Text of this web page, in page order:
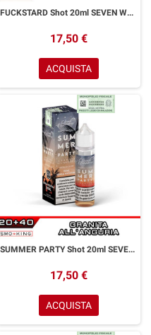
FUCKSTARD Shot 20ml SEVEN WONDERS Crema Vaniglia Custard
17,50 €
ACQUISTA
SUMMER PARTY Shot 20ml SEVEN WONDERS Granita Anguria Ice
17,50 €
ACQUISTA